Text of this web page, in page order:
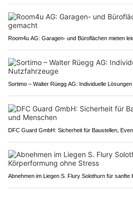
Room4u AG: Garagen- und Büroflächen mieten
Sortimo – Walter Rüegg AG: Individuelle
DFC Guard GmbH: Sicherheit für Baustellen,
Abnehmen im Liegen S. Flury Solothurn für sanfte